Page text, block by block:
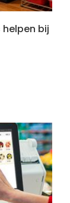
bij